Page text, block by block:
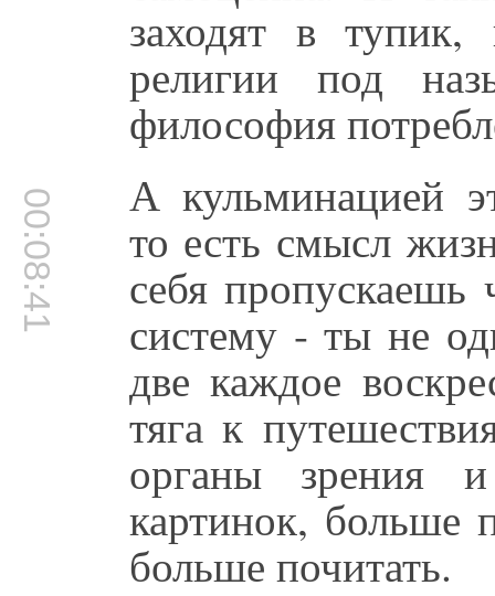
заходят в
религии под
философия
00:08:41 А кульминацией
то есть смысл
себя
систему - ты не
две каждое
тяга к
органы зрения
картинок, больше
больше почитать.